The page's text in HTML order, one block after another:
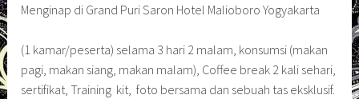
Menginap di Grand Puri Saron Hotel Malioboro Yogyakarta
(1 kamar/peserta) selama 3 hari 2 malam, konsumsi (makan
pagi, makan siang, makan malam), Coffee break 2 kali sehari,
sertifikat, Training kit, foto bersama dan sebuah tas eksklusif.